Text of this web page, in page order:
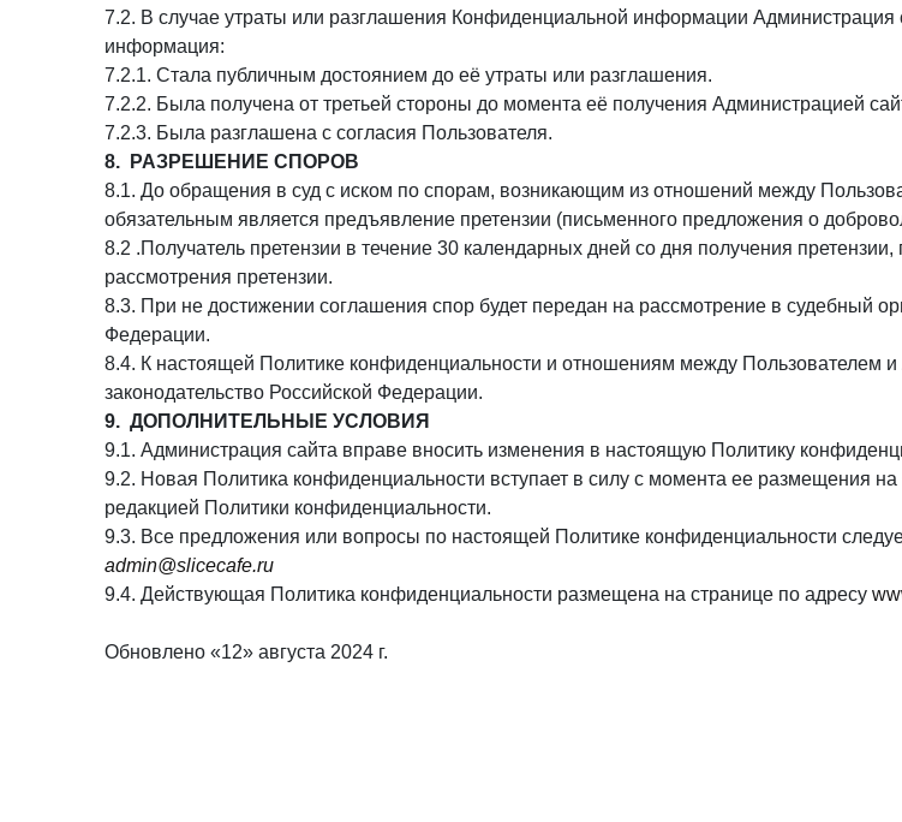
7.2. В случае утраты или разглашения Конфиденциальной информации Администрация
информация:
7.2.1. Стала публичным достоянием до её утраты или разглашения.
7.2.2. Была получена от третьей стороны до момента её получения Администрацией
7.2.3. Была разглашена с согласия Пользователя.
8. РАЗРЕШЕНИЕ СПОРОВ
8.1. До обращения в суд с иском по спорам, возникающим из отношений между
обязательным является предъявление претензии (письменного предложения о
8.2 .Получатель претензии в течение 30 календарных дней со дня получения
рассмотрения претензии.
8.3. При не достижении соглашения спор будет передан на рассмотрение в судебный
Федерации.
8.4. К настоящей Политике конфиденциальности и отношениям между Пользователем
законодательство Российской Федерации.
9. ДОПОЛНИТЕЛЬНЫЕ УСЛОВИЯ
9.1. Администрация сайта вправе вносить изменения в настоящую Политику
9.2. Новая Политика конфиденциальности вступает в силу с момента ее размещения
редакцией Политики конфиденциальности.
9.3. Все предложения или вопросы по настоящей Политике конфиденциальности
admin@slicecafe.ru
9.4. Действующая Политика конфиденциальности размещена на странице по адресу
Обновлено «12» августа 2024 г.